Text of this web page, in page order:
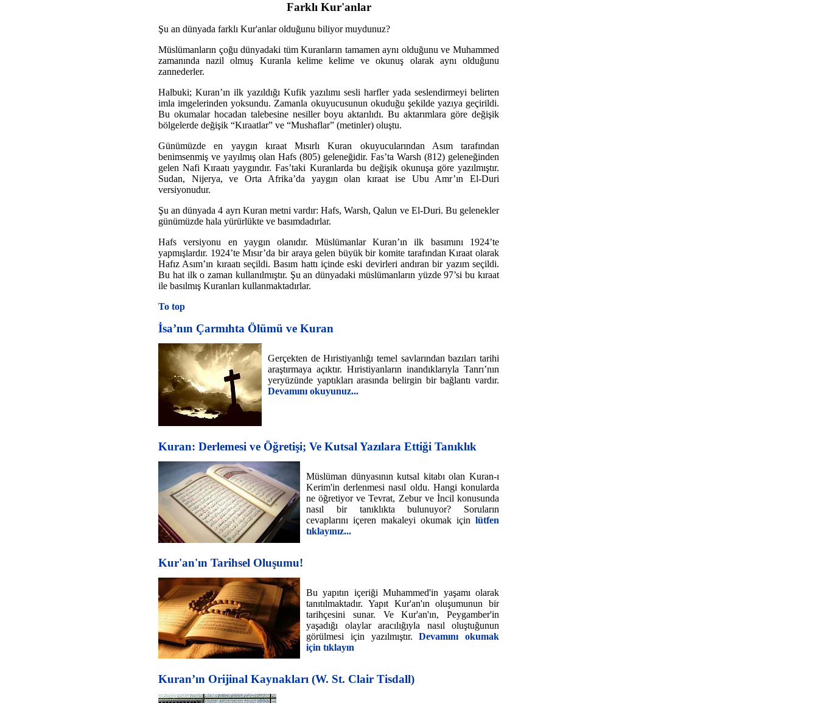
Farklı Kur'anlar
Şu an dünyada farklı Kur'anlar olduğunu biliyor muydunuz?
Müslümanların çoğu dünyadaki tüm Kuranların tamamen aynı olduğunu ve Muhammed
zamanında nazil olmuş Kuranla kelime kelime ve okunuş olarak aynı olduğunu
zannederler.
Halbuki; Kuran’ın ilk yazıldığı Kufik yazılımı sesli harfler yada seslendirmeyi belirten
imla imgelerinden yoksundu. Zamanla okuyucusunun okuduğu şekilde yazıya geçirildi.
Bu okumalar hocadan talebesine nesiller boyu aktarılıdı. Bu aktarımlara göre değişik
bölgelerde değişik “Kıraatlar” ve “Mushaflar” (metinler) oluştu.
Günümüzde en yaygın kıraat Mısırlı Kuran okuyucularından Asım tarafından
benimsenmiş ve yayılmış olan Hafs (805) geleneğidir. Fas’ta Warsh (812) geleneğinden
gelen Nafi Kıraatı yaygındır. Fas’taki Kuranlarda bu değişik okunuşa göre yazılmıştır.
Sudan, Nijerya, ve Orta Afrika’da yaygın olan kıraat ise Ubu Amr’ın El-Duri
versiyonudur.
Şu an dünyada 4 ayrı Kuran metni vardır: Hafs, Warsh, Qalun ve El-Duri. Bu gelenekler
günümüzde hala yürürlükte ve basımdadırlar.
Hafs versiyonu en yaygın olanıdır. Müslümanlar Kuran’ın ilk basımını 1924’te
yapmışlardır. 1924’te Mısır’da bir araya gelen büyük bir komite tarafından Kıraat olarak
Hafız Asım’ın kıraatı seçildi. Basım hattı içinde eski devirleri andıran bir yazım seçildi.
Bu hat ilk o zaman kullanılmıştır. Şu an dünyadaki müslümanların yüzde 97’si bu kıraat
ile basılmış Kuranları kullanmaktadırlar.
To top
İsa’nın Çarmıhta Ölümü ve Kuran
Gerçekten de Hıristiyanlığı temel savlarından bazıları tarihi
araştırmaya açıktır. Hıristiyanların inandıklarıyla Tanrı’nın
yeryüzünde yaptıkları arasında belirgin bir bağlantı vardır.
Devamını okuyunuz...
Kuran: Derlemesi ve Öğretişi; Ve Kutsal Yazılara Ettiği Tanıklık
Müslüman dünyasının kutsal kitabı olan Kuran-ı
Kerim'in derlenmesi nasıl oldu. Hangi konularda
ne öğretiyor ve Tevrat, Zebur ve İncil konusunda
nasıl bir tanıklıkta bulunuyor? Soruların
cevaplarını içeren makaleyi okumak için lütfen
tıklayınız...
Kur'an'ın Tarihsel Oluşumu!
Bu yapıtın içeriği Muhammed'in yaşamı olarak
tanıtılmaktadır. Yapıt Kur'an'ın oluşumunun bir
tarihçesini sunar. Ve Kur'an'ın, Peygamber'in
yaşadığı olaylar aracılığıyla nasıl oluştuğunun
görülmesi için yazılmıştır. Devamını okumak
için tıklayın
Kuran’ın Orijinal Kaynakları (W. St. Clair Tisdall)